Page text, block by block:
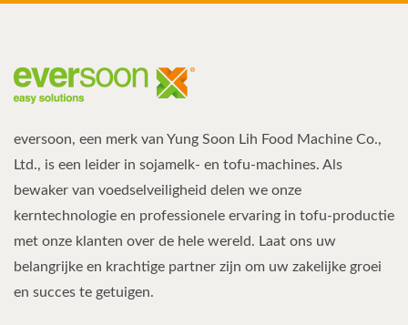
eversoon, een merk van Yung Soon Lih Food Machine Co.,
Ltd., is een leider in sojamelk- en tofu-machines. Als
bewaker van voedselveiligheid delen we onze
kerntechnologie en professionele ervaring in tofu-productie
met onze klanten over de hele wereld. Laat ons uw
belangrijke en krachtige partner zijn om uw zakelijke groei
en succes te getuigen.